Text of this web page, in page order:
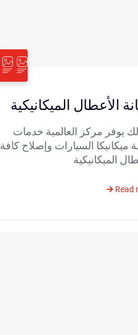
الأعطال الميكانيكية
يوفر مركز العالمية خدمات
ميكانيكا السيارات وإصلاح كافة
الميكانيكية
Read